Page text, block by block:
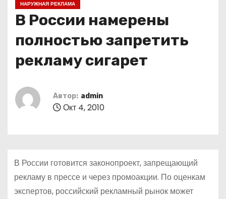
НАРУЖНАЯ РЕКЛАМА
В России намерены
полностью запретить
рекламу сигарет
Автор: admin
Окт 4, 2010
В России готовится законопроект, запрещающий
рекламу в прессе и через промоакции. По оценкам
экспертов, российский рекламный рынок может